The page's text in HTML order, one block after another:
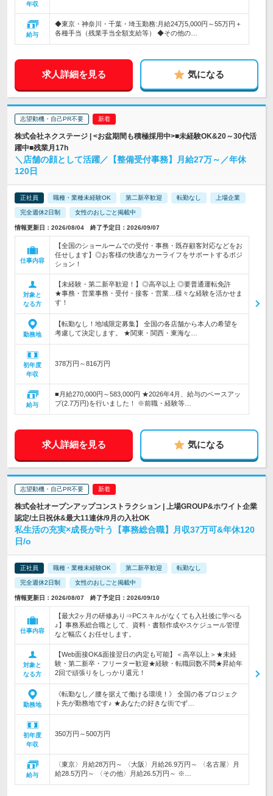
年収
給与
◆東京・神奈川・千葉・埼玉勤務:月給24万5,000円～55万円＋
各種手当（残業手当全額支給等） ◆その他の…
求人詳細を見る 気になる
志望動機・自己PR不要
株式会社ネクステージ | <お盆期間も積極採用中>■未経験OK&20～30代活
躍中■残業月17h
＼店舗の顔として活躍／【整備受付事務】月給27万～／年休
120日
正社員 職種・業種未経験OK 第二新卒歓迎 転勤なし 上場企業
完全週休2日制 女性のおしごと掲載中
情報更新日：2026/08/04 終了予定日：2026/09/07
仕事内容
【全国のショールームでの受付・事務・既存顧客対応などをお
任せします】◎お客様の快適なカーライフをサポートするポジ
ション！
対象と
なる方
【未経験・第二新卒歓迎！】◎高卒以上 ◎要普通運転免許
★事務・営業事務・受付・接客・営業…様々な経験を活かせま
す！
勤務地
【転勤なし！地域限定募集】 全国の各店舗から本人の希望を
考慮して決定します。 ★関東・関西・東海な…
初年度
年収
378万円～816万円
給与
■月給270,000円～583,000円 ★2026年4月、給与のベースアッ
プ(2.7万円)を行いました！ ※前職・経験等…
求人詳細を見る 気になる
志望動機・自己PR不要
株式会社オープンアップコンストラクション | 上場GROUP&ホワイト企業
認定/土日祝休&最大11連休/9月の入社OK
私生活の充実×成長が叶う【事務総合職】月収37万可&年休120
日/o
正社員 職種・業種未経験OK 第二新卒歓迎 転勤なし
完全週休2日制 女性のおしごと掲載中
情報更新日：2026/08/07 終了予定日：2026/09/10
仕事内容
【最大2ヶ月の研修あり⇒PCスキルがなくても入社後に学べる
♪】事務系総合職として、資料・書類作成やスケジュール管理
など幅広くお任せします。
対象と
なる方
【Web面接OK&面接翌日の内定も可能】＜高卒以上＞★未経
験・第二新卒・フリーター歓迎★経験・転職回数不問★昇給年
2回で頑張りをしっかり還元！
勤務地
《転勤なし／腰を据えて働ける環境！》 全国の各プロジェク
ト先が勤務地です♪ ★あなたの好きな街でず…
初年度
年収
350万円～500万円
給与
〈東京〉月給28万円～ 〈大阪〉月給26.9万円～ 〈名古屋〉月
給28.5万円～ 〈その他〉月給26.5万円～ ※…